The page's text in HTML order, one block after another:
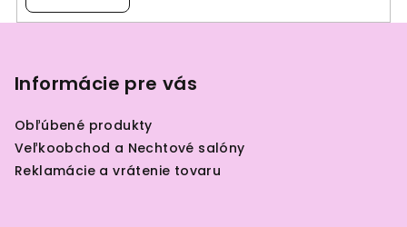
Informácie pre vás
Obľúbené produkty
Veľkoobchod a Nechtové salóny
Reklamácie a vrátenie tovaru